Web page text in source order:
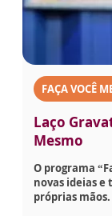
FAÇA VOCÊ
Laço
Mesmo
O programa
novas ideias e
próprias mãos.